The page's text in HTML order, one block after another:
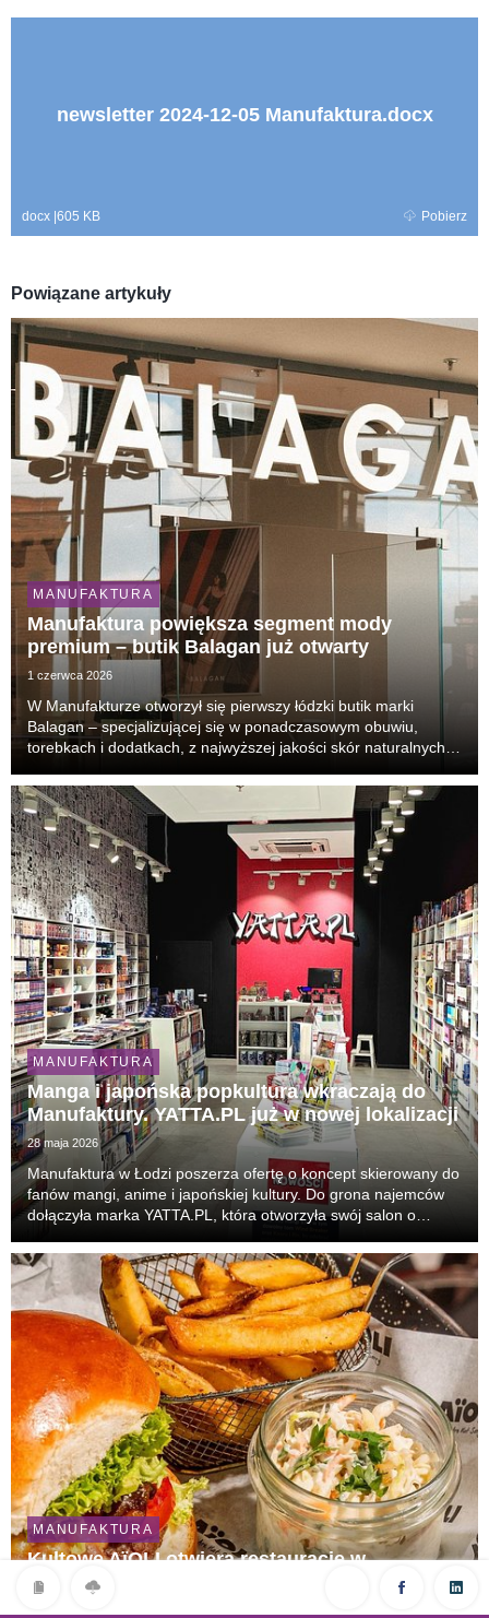
newsletter 2024-12-05 Manufaktura.docx
docx 605 KB Pobierz
Powiązane artykuły
MANUFAKTURA
Manufaktura powiększa segment mody
premium – butik Balagan już otwarty
1 czerwca 2026
W Manufakturze otworzył się pierwszy łódzki butik marki
Balagan – specjalizującej się w ponadczasowym obuwiu,
torebkach i dodatkach, z najwyższej jakości skór naturalnych.
handlowej.
MANUFAKTURA
Manga i japońska popkultura wkraczają do
Manufaktury. YATTA.PL już w nowej lokalizacji
28 maja 2026
Manufaktura w Łodzi poszerza ofertę o koncept skierowany do
fanów mangi, anime i japońskiej kultury. Do grona najemców
dołączyła marka YATTA.PL, która otworzyła swój salon o
odsłona obecności marki w Łodzi. Klienc...
MANUFAKTURA
Kultowe AïOLI otwiera restaurację w
Manufakturze w Łodzi